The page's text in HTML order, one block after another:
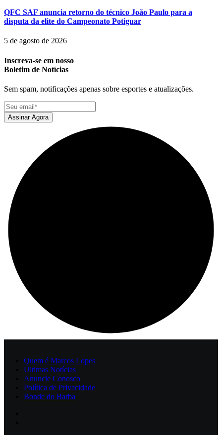
QFC SAF anuncia retorno do técnico João Paulo para a
disputa da elite do Campeonato Potiguar
5 de agosto de 2026
Inscreva-se em nosso
Boletim de Notícias
Sem spam, notificações apenas sobre esportes e atualizações.
Assinar Agora
Quem é Marcos Lopes
Últimas Notícias
Anuncie Conosco
Política de Privacidade
Bonde do Barba